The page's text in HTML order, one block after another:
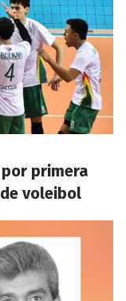
primera
voleibol